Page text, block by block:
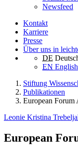
Newsfeed
Kontakt
Karriere
Presse
Über uns in
DE
EN English
Stiftung
Publikationen
European Forum
Leonie Kristina
European